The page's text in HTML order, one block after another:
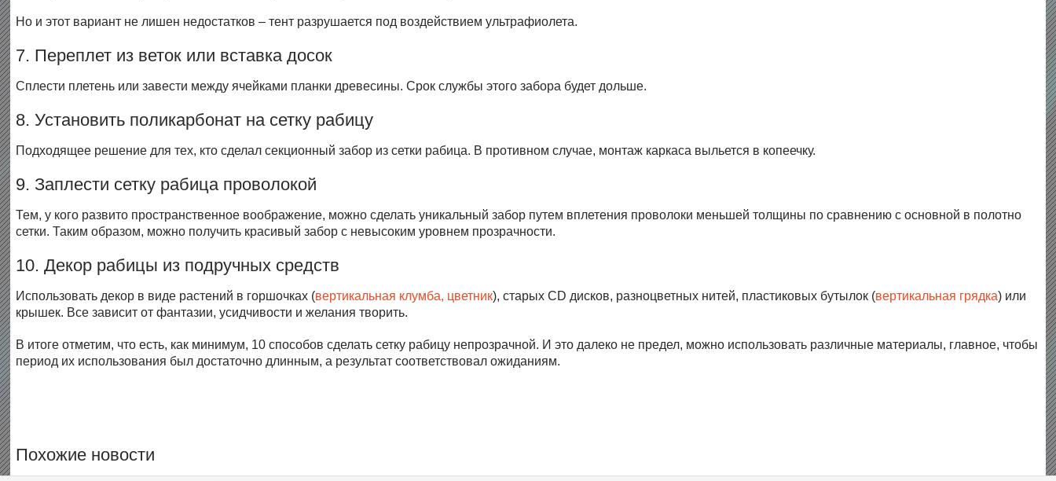
Но и этот вариант не лишен недостатков – тент разрушается под воздействием ультрафиолета.
7. Переплет из веток или вставка досок
Сплести плетень или завести между ячейками планки древесины. Срок службы этого забора будет дольше.
8. Установить поликарбонат на сетку рабицу
Подходящее решение для тех, кто сделал секционный забор из сетки рабица. В противном случае, монтаж каркаса выльется в копеечку.
9. Заплести сетку рабица проволокой
Тем, у кого развито пространственное воображение, можно сделать уникальный забор путем вплетения проволоки меньшей толщины по сравнению с основной в полотно
сетки. Таким образом, можно получить красивый забор с невысоким уровнем прозрачности.
10. Декор рабицы из подручных средств
Использовать декор в виде растений в горшочках (вертикальная клумба, цветник), старых CD дисков, разноцветных нитей, пластиковых бутылок (вертикальная грядка) или
крышек. Все зависит от фантазии, усидчивости и желания творить.
В итоге отметим, что есть, как минимум, 10 способов сделать сетку рабицу непрозрачной. И это далеко не предел, можно использовать различные материалы, главное, чтобы
период их использования был достаточно длинным, а результат соответствовал ожиданиям.
Похожие новости